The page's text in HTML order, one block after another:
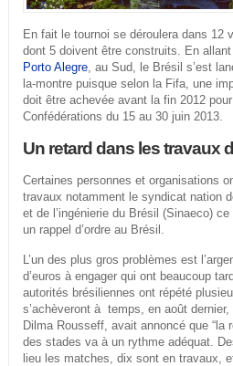
En fait le tournoi se déroulera dans 12
dont 5 doivent être construits. En
Porto Alegre, au Sud, le Brésil s’est
la-montre puisque selon la Fifa, une
doit être achevée avant la fin 2012
Confédérations du 15 au 30 juin 2013.
Un retard dans les travaux
Certaines personnes et organisations
travaux notamment le syndicat nation
et de l’ingénierie du Brésil (Sinaeco)
un rappel d’ordre au Brésil.
L’un des plus gros problèmes est
d’euros à engager qui ont beaucoup
autorités brésiliennes ont répété
s’achèveront à temps, en août
Dilma Rousseff, avait annoncé que “la
des stades va à un rythme adéquat.
lieu les matches, dix sont en travaux,